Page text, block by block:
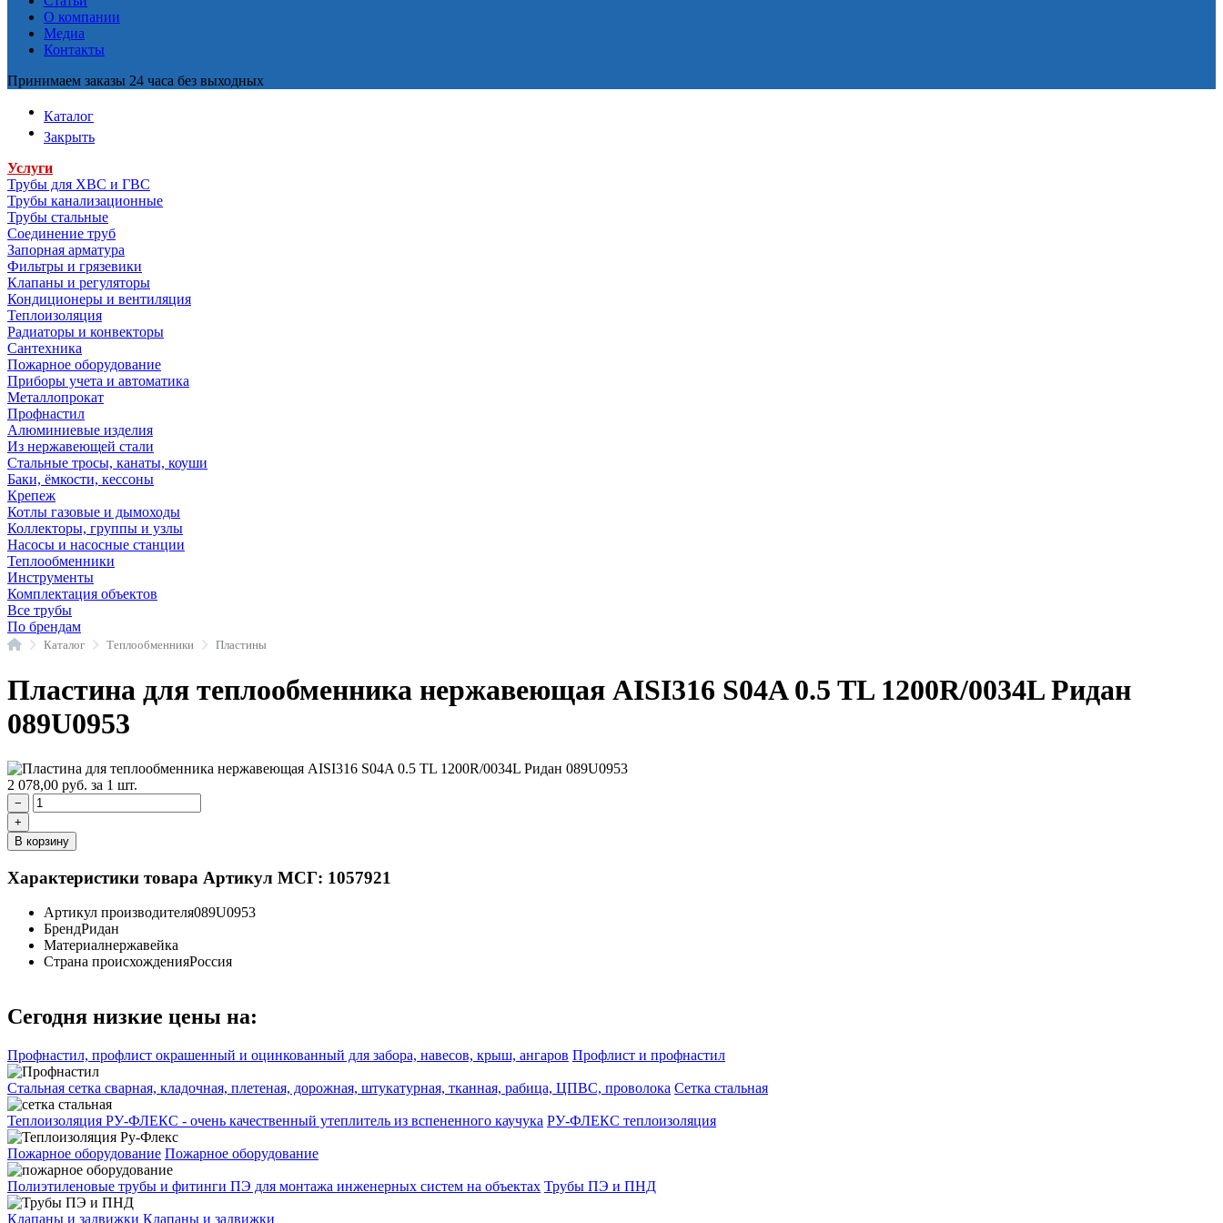
О компании
Медиа
Контакты
Принимаем заказы 24 часа без выходных
Каталог
Закрыть
Услуги
Трубы для ХВС и ГВС
Трубы канализационные
Трубы стальные
Соединение труб
Запорная арматура
Фильтры и грязевики
Клапаны и регуляторы
Кондиционеры и вентиляция
Теплоизоляция
Радиаторы и конвекторы
Сантехника
Пожарное оборудование
Приборы учета и автоматика
Металлопрокат
Профнастил
Алюминиевые изделия
Из нержавеющей стали
Стальные тросы, канаты, коуши
Баки, ёмкости, кессоны
Крепеж
Котлы газовые и дымоходы
Коллекторы, группы и узлы
Насосы и насосные станции
Теплообменники
Инструменты
Комплектация объектов
Все трубы
По брендам
ГлавнаяКаталог Теплообменники Пластины
Пластина для теплообменника нержавеющая AISI316 S04A 0.5 TL 1200R/0034L Ридан
089U0953
2 078,00 руб. за 1 шт.
−
+
В корзину
Характеристики товара Артикул МСГ: 1057921
Артикул производителя089U0953
БрендРидан
Материалнержавейка
Страна происхожденияРоссия
Сегодня низкие цены на:
Профнастил, профлист окрашенный и оцинкованный для забора, навесов, крыш, ангаров Профлист и профнастил
Стальная сетка сварная, кладочная, плетеная, дорожная, штукатурная, тканная, рабица, ЦПВС, проволока Сетка стальная
Теплоизоляция РУ-ФЛЕКС - очень качественный утеплитель из вспененного каучука РУ-ФЛЕКС теплоизоляция
Пожарное оборудование Пожарное оборудование
Полиэтиленовые трубы и фитинги ПЭ для монтажа инженерных систем на объектах Трубы ПЭ и ПНД
Клапаны и задвижки Клапаны и задвижки